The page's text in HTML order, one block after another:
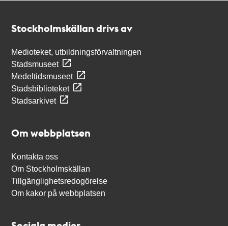
Stockholmskällan drivs av
Medioteket, utbildningsförvaltningen
Stadsmuseet
Medeltidsmuseet
Stadsbiblioteket
Stadsarkivet
Om webbplatsen
Kontakta oss
Om Stockholmskällan
Tillgänglighetsredogörelse
Om kakor på webbplatsen